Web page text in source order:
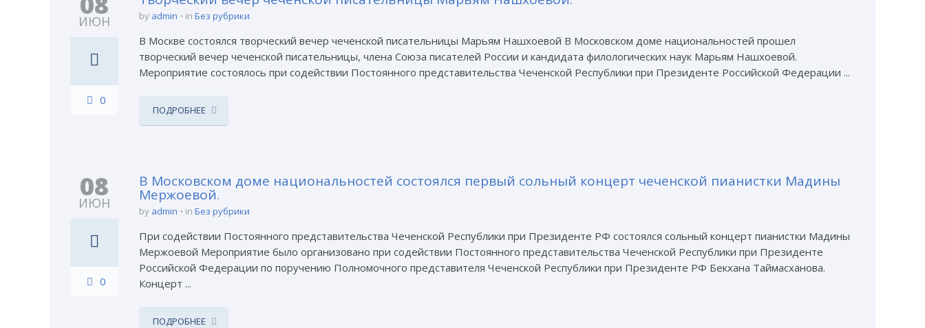
ИЮН
0
by admin in Без рубрики
В Москве состоялся творческий вечер чеченской писательницы Марьям Нашхоевой В Московском доме национальностей прошел
творческий вечер чеченской писательницы, члена Союза писателей России и кандидата филологических наук Марьям Нашхоевой.
Мероприятие состоялось при содействии Постоянного представительства Чеченской Республики при Президенте Российской Федерации ...
ПОДРОБНЕЕ
08
ИЮН
0
В Московском доме национальностей состоялся первый сольный концерт чеченской пианистки Мадины
Мержоевой.
by admin in Без рубрики
При содействии Постоянного представительства Чеченской Республики при Президенте РФ состоялся сольный концерт пианистки Мадины
Мержоевой Мероприятие было организовано при содействии Постоянного представительства Чеченской Республики при Президенте
Российской Федерации по поручению Полномочного представителя Чеченской Республики при Президенте РФ Бекхана Таймасханова.
Концерт ...
ПОДРОБНЕЕ